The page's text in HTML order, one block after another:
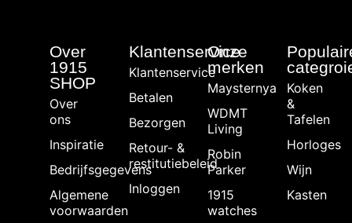
Over
1915
SHOP
Over
ons
Inspiratie
Bedrijfsgegevens
Algemene
voorwaarden
Klantenservice
Klantenservice
Betalen
Bezorgen
Retour- &
restitutiebeleid
Inloggen
Onze
merken
Maysternya
WDMT
Living
Robin
Parker
1915
watches
Koken
&
Tafelen
Horloges
Wijn
Kasten